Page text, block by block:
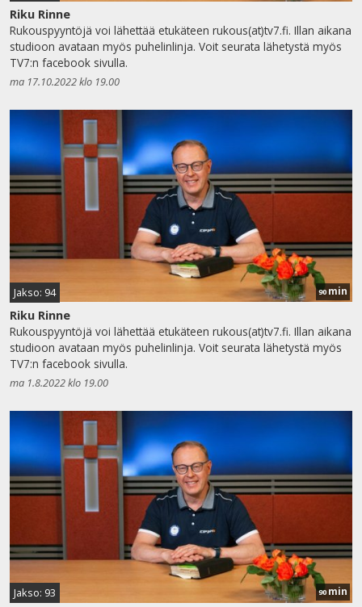
Riku Rinne
Rukouspyyntöjä voi lähettää etukäteen rukous(at)tv7.fi. Illan aikana
studioon avataan myös puhelinlinja. Voit seurata lähetystä myös
TV7:n facebook sivulla.
ma 17.10.2022 klo 19.00
Jakso: 94 90 min
Riku Rinne
Rukouspyyntöjä voi lähettää etukäteen rukous(at)tv7.fi. Illan aikana
studioon avataan myös puhelinlinja. Voit seurata lähetystä myös
TV7:n facebook sivulla.
ma 1.8.2022 klo 19.00
Jakso: 93 90 min